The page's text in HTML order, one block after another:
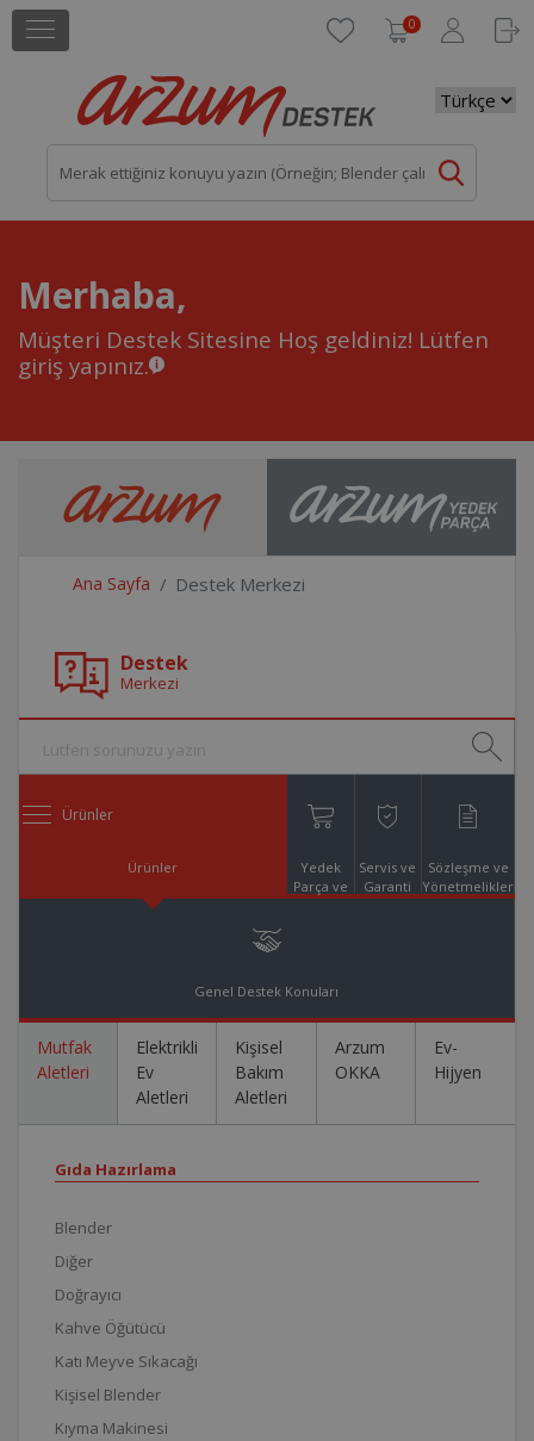
0
Merhaba,
Müşteri Destek Sitesine Hoş geldiniz! Lütfen
giriş yapınız.
Ana Sayfa Destek Merkezi
Destek
Merkezi
Ürünler
Ürünler
Yedek
Parça ve
Servis ve
Garanti
Sözleşme ve
Yönetmelikler
Genel Destek Konuları
Mutfak
Aletleri
Elektrikli
Ev
Aletleri
Kişisel
Bakım
Aletleri
Arzum
OKKA
Ev-
Hijyen
Gıda Hazırlama
Blender
Diğer
Doğrayıcı
Kahve Öğütücü
Katı Meyve Sıkacağı
Kişisel Blender
Kıyma Makinesi